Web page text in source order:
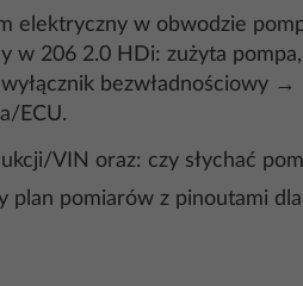
elektryczny w obwodzie
w 206 2.0 HDi: zużyta
wyłącznik
ECU.
VIN oraz: czy słychać
plan pomiarów z pinoutami